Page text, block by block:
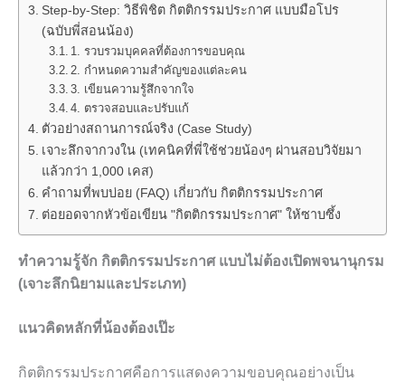
Step-by-Step: วิธีพิชิต กิตติกรรมประกาศ แบบมือโปร
(ฉบับพี่สอนน้อง)
1. รวบรวมบุคคลที่ต้องการขอบคุณ
2. กำหนดความสำคัญของแต่ละคน
3. เขียนความรู้สึกจากใจ
4. ตรวจสอบและปรับแก้
ตัวอย่างสถานการณ์จริง (Case Study)
เจาะลึกจากวงใน (เทคนิคที่พี่ใช้ช่วยน้องๆ ผ่านสอบวิจัยมา
แล้วกว่า 1,000 เคส)
คำถามที่พบบ่อย (FAQ) เกี่ยวกับ กิตติกรรมประกาศ
ต่อยอดจากหัวข้อเขียน "กิตติกรรมประกาศ" ให้ซาบซึ้ง
ทำความรู้จัก กิตติกรรมประกาศ แบบไม่ต้องเปิดพจนานุกรม
(เจาะลึกนิยามและประเภท)
แนวคิดหลักที่น้องต้องเป๊ะ
กิตติกรรมประกาศคือการแสดงความขอบคุณอย่างเป็น